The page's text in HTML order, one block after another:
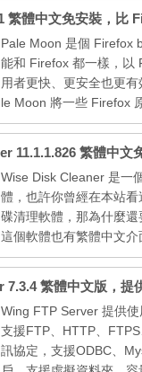
腦內指定的資料夾，作
除、更改名稱、建立資
對對單一、多個檔案或
在使用檔案總管一樣快速
案的傳輸工作。File...
Pale Moon 是個 Firefox
能和 Firefox 都一樣，以
用者更快、更安全也更
le Moon 將一些 Firefox
給移除掉，以提高瀏覽
上來說不會影響使用。
00% 使用 Firefox 的原始
最佳化，讓瀏覽器的整
上，且可以減少記憶體
處理器做高度...
Wise Disk Cleaner 是一
體，也許你曾經在本站
碟清理軟體，那為什麼
這個軟體也有繁體中文
重組的程式，而且他提
逾 50 種垃圾檔，但您也
垃圾檔案類型。在 Wise
的系統並找出垃圾檔後
的詳細敘述。若...
Wing FTP Server 提供使
支援FTP、HTTP、
訊協定，支援ODBC、